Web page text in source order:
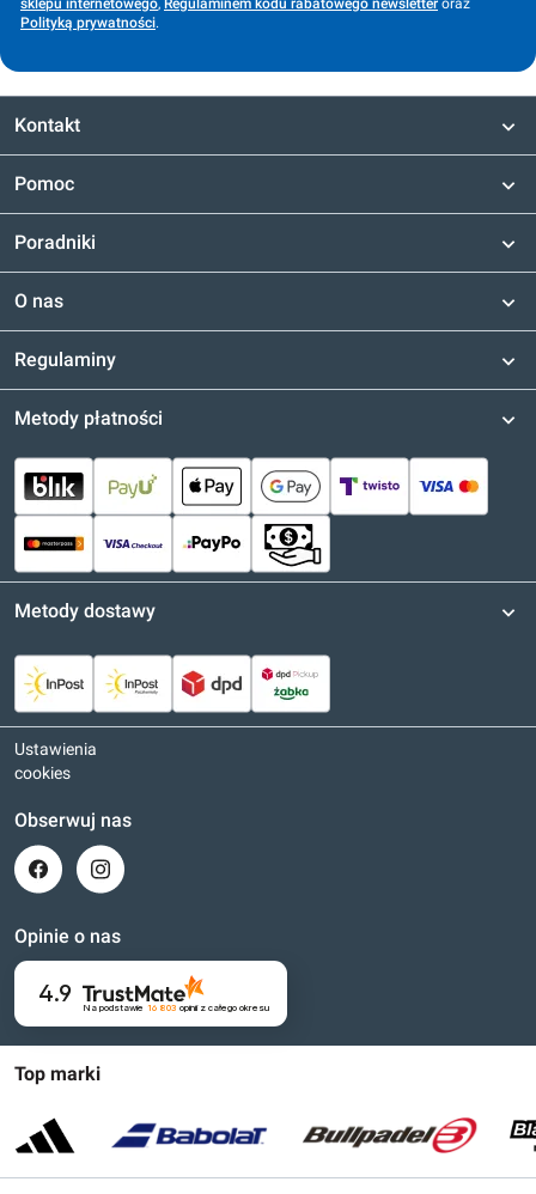
sklepu internetowego, Regulaminem kodu rabatowego newsletter oraz
Polityką prywatności.
Kontakt
Pomoc
Poradniki
O nas
Regulaminy
Top marki
Metody płatności
Metody dostawy
Ustawienia
cookies
Obserwuj nas
Opinie o nas
4.9
Na podstawie 16 803 opinii z całego okresu